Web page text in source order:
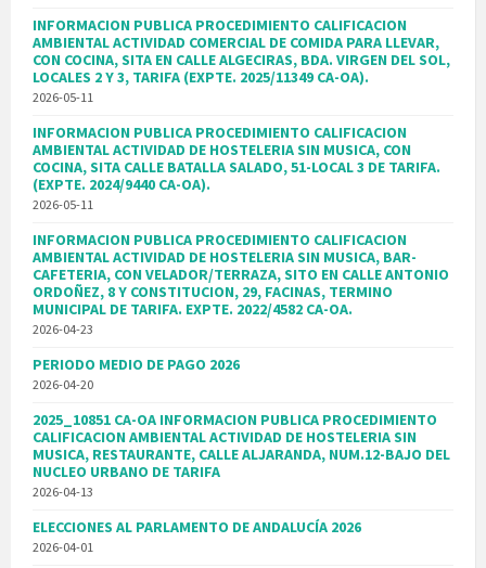
INFORMACION PUBLICA PROCEDIMIENTO CALIFICACION
AMBIENTAL ACTIVIDAD COMERCIAL DE COMIDA PARA LLEVAR,
CON COCINA, SITA EN CALLE ALGECIRAS, BDA. VIRGEN DEL SOL,
LOCALES 2 Y 3, TARIFA (EXPTE. 2025/11349 CA-OA).
2026-05-11
INFORMACION PUBLICA PROCEDIMIENTO CALIFICACION
AMBIENTAL ACTIVIDAD DE HOSTELERIA SIN MUSICA, CON
COCINA, SITA CALLE BATALLA SALADO, 51-LOCAL 3 DE TARIFA.
(EXPTE. 2024/9440 CA-OA).
2026-05-11
INFORMACION PUBLICA PROCEDIMIENTO CALIFICACION
AMBIENTAL ACTIVIDAD DE HOSTELERIA SIN MUSICA, BAR-
CAFETERIA, CON VELADOR/TERRAZA, SITO EN CALLE ANTONIO
ORDOÑEZ, 8 Y CONSTITUCION, 29, FACINAS, TERMINO
MUNICIPAL DE TARIFA. EXPTE. 2022/4582 CA-OA.
2026-04-23
PERIODO MEDIO DE PAGO 2026
2026-04-20
2025_10851 CA-OA INFORMACION PUBLICA PROCEDIMIENTO
CALIFICACION AMBIENTAL ACTIVIDAD DE HOSTELERIA SIN
MUSICA, RESTAURANTE, CALLE ALJARANDA, NUM.12-BAJO DEL
NUCLEO URBANO DE TARIFA
2026-04-13
ELECCIONES AL PARLAMENTO DE ANDALUCÍA 2026
2026-04-01